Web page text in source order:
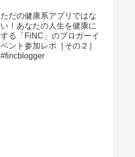
ただの健康系アプリではな
い！あなたの人生を健康に
する「FiNC」のブロガーイ
ベント参加レポ［その２］
#fincblogger